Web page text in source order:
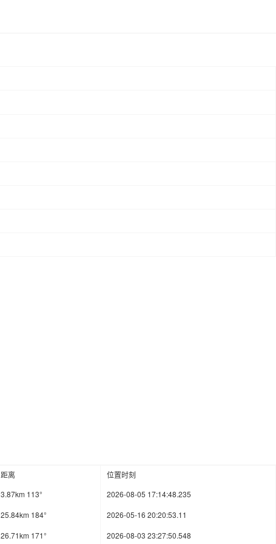
距离
位置时刻
3.87km 113°
2026-08-05 17:14:48.235
25.84km 184°
2026-05-16 20:20:53.11
26.71km 171° 2026-08-03 23:27:50.548